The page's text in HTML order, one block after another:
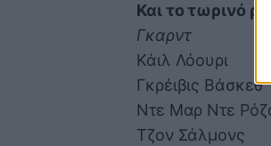
Και το τωρινό
Γκαρντ
Κάιλ Λόουρι
Γκρέιβις Βάσκεθ
Ντε Μαρ Ντε
Τζον Σάλμονς